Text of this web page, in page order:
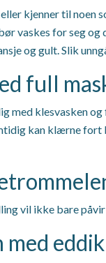
kjenner til noen
vaskes for seg
og gult. Slik
full
med klesvasken og
kan klærne fort
vil ikke bare
med eddik